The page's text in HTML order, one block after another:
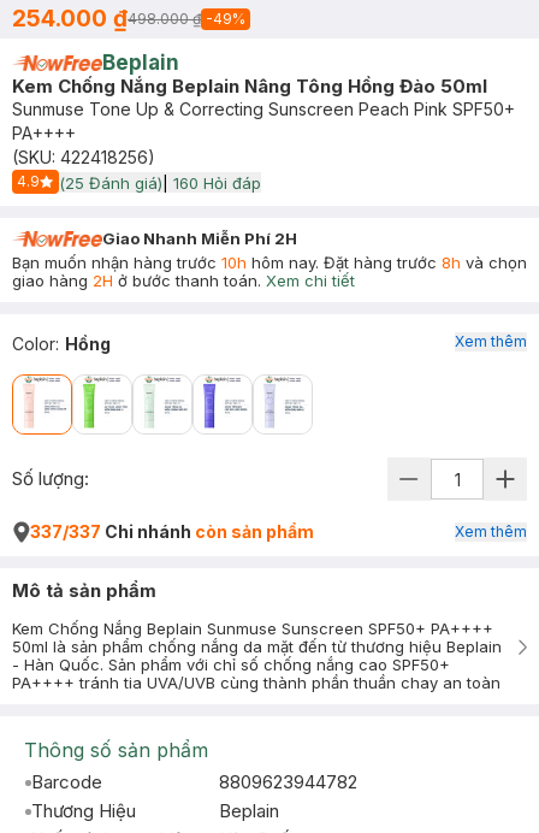
254.000 ₫498.000 ₫ -49%
Beplain
Kem Chống Nắng Beplain Nâng Tông Hồng Đào 50ml
Sunmuse Tone Up & Correcting Sunscreen Peach Pink SPF50+
PA++++
(SKU: 422418256)
4.9
Start Icon
(25 Đánh giá) 160 Hỏi đáp
Giao Nhanh Miễn Phí 2H
Bạn muốn nhận hàng trước 10h hôm nay. Đặt hàng trước 8h và chọn
giao hàng 2H ở bước thanh toán. Xem chi tiết
Color: Hồng Xem thêm
Số lượng:
337/337 Chi nhánh còn sản phẩm Xem thêm
Mô tả sản phẩm
Kem Chống Nắng Beplain Sunmuse Sunscreen SPF50+ PA++++
50ml là sản phẩm chống nắng da mặt đến từ thương hiệu Beplain
- Hàn Quốc. Sản phẩm với chỉ số chống nắng cao SPF50+
PA++++ tránh tia UVA/UVB cùng thành phần thuần chay an toàn
Thông số sản phẩm
Barcode
8809623944782
Thương Hiệu
Beplain